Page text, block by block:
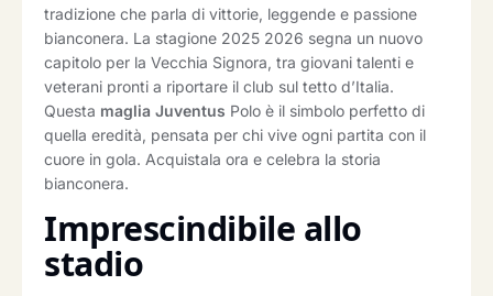
tradizione che parla di vittorie, leggende e passione
bianconera. La stagione 2025 2026 segna un nuovo
capitolo per la Vecchia Signora, tra giovani talenti e
veterani pronti a riportare il club sul tetto d’Italia.
Questa maglia Juventus Polo è il simbolo perfetto di
quella eredità, pensata per chi vive ogni partita con il
cuore in gola. Acquistala ora e celebra la storia
bianconera.
Imprescindibile allo
stadio